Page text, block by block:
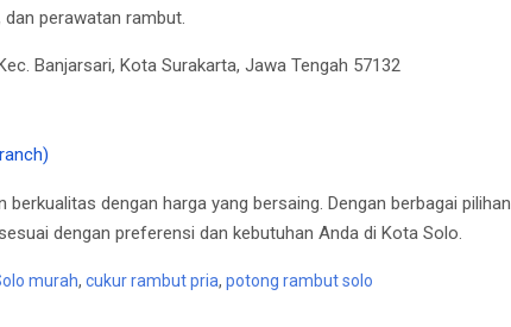
perawatan rambut.
Banjarsari, Kota Surakarta, Jawa Tengah 57132
dengan harga yang bersaing. Dengan berbagai pilihan
dengan preferensi dan kebutuhan Anda di Kota Solo.
murah, cukur rambut pria, potong rambut solo